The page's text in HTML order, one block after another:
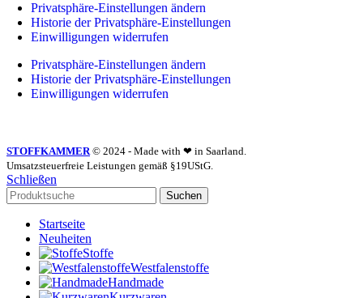
Privatsphäre-Einstellungen ändern
Historie der Privatsphäre-Einstellungen
Einwilligungen widerrufen
Privatsphäre-Einstellungen ändern
Historie der Privatsphäre-Einstellungen
Einwilligungen widerrufen
STOFFKAMMER© 2024 - Made with ❤ in Saarland.
Umsatzsteuerfreie Leistungen gemäß §19UStG.
Schließen
Suchen
Startseite
Neuheiten
Stoffe
Westfalenstoffe
Handmade